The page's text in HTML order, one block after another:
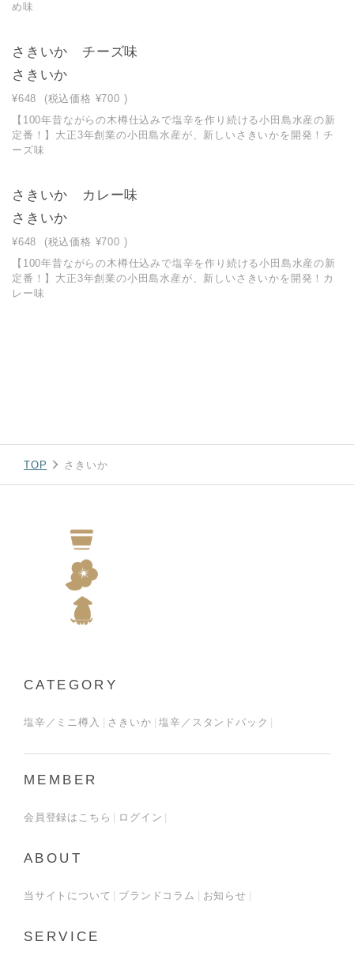
め味
さきいか チーズ味
さきいか
¥648 (税込価格 ¥700 )
【100年昔ながらの木樽仕込みで塩辛を作り続ける小田島水産の新
定番！】大正3年創業の小田島水産が、新しいさきいかを開発！チ
ーズ味
さきいか カレー味
さきいか
¥648 (税込価格 ¥700 )
【100年昔ながらの木樽仕込みで塩辛を作り続ける小田島水産の新
定番！】大正3年創業の小田島水産が、新しいさきいかを開発！カ
レー味
TOP さきいか
CATEGORY
塩辛／ミニ樽入 さきいか 塩辛／スタンドパック
MEMBER
会員登録はこちら ログイン
ABOUT
当サイトについて ブランドコラム お知らせ
SERVICE